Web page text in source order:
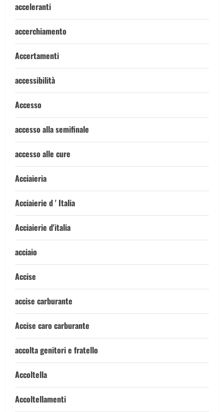
acceleranti
accerchiamento
Accertamenti
accessibilità
Accesso
accesso alla semifinale
accesso alle cure
Acciaieria
Acciaierie d ' Italia
Acciaierie d'italia
acciaio
Accise
accise carburante
Accise caro carburante
accolta genitori e fratello
Accoltella
Accoltellamenti